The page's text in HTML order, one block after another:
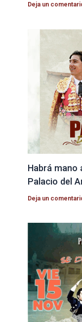
Deja un
Habrá mano
Palacio del
Deja un